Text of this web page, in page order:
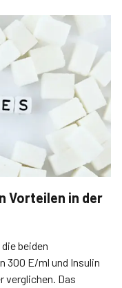
Vorteilen in der
verglichen. Das